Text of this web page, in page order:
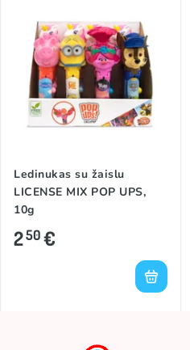
Ledinukas su žaislu
LICENSE MIX POP UPS,
10g
250€